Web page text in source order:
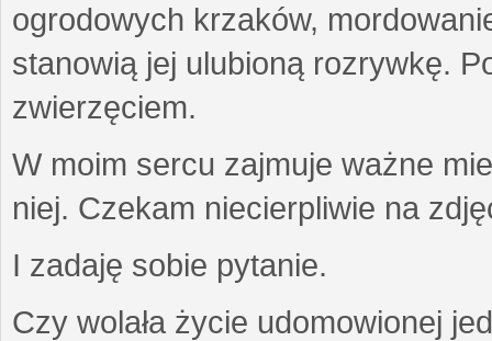
ogrodowych krzaków,
stanowią jej ulubioną rozrywkę.
zwierzęciem.
W moim sercu zajmuje ważne
niej. Czekam niecierpliwie na
I zadaję sobie pytanie.
Czy wolała życie udomowionej